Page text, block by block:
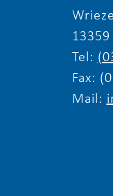
Tel:
Fax:
Mail: